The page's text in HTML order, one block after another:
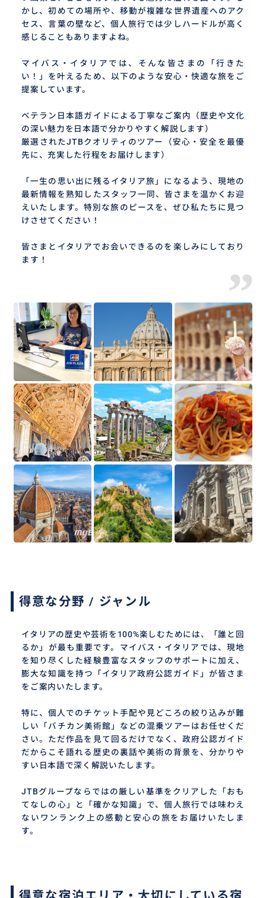
かし、初めての場所や、移動が複雑な世界遺産へのアク
セス、言葉の壁など、個人旅行では少しハードルが高く
感じることもありますよね。
マイバス・イタリアでは、そんな皆さまの「行きた
い！」を叶えるため、以下のような安心・快適な旅をご
提案しています。
ベテラン日本語ガイドによる丁寧なご案内（歴史や文化
の深い魅力を日本語で分かりやすく解説します）
厳選されたJTBクオリティのツアー（安心・安全を最優
先に、充実した行程をお届けします）
「一生の思い出に残るイタリア旅」になるよう、現地の
最新情報を熟知したスタッフ一同、皆さまを温かくお迎
えいたします。特別な旅のピースを、ぜひ私たちに見つ
けさせてください！
皆さまとイタリアでお会いできるのを楽しみにしており
ます！
”
得意な分野 / ジャンル
イタリアの歴史や芸術を100%楽しむためには、「誰と回
るか」が最も重要です。マイバス・イタリアでは、現地
を知り尽くした経験豊富なスタッフのサポートに加え、
膨大な知識を持つ「イタリア政府公認ガイド」が皆さま
をご案内いたします。
特に、個人でのチケット手配や見どころの絞り込みが難
しい「バチカン美術館」などの混乗ツアーはお任せくだ
さい。ただ作品を見て回るだけでなく、政府公認ガイド
だからこそ語れる歴史の裏話や美術の背景を、分かりや
すい日本語で深く解説いたします。
JTBグループならではの厳しい基準をクリアした「おも
てなしの心」と「確かな知識」で、個人旅行では味わえ
ないワンランク上の感動と安心の旅をお届けいたしま
す。